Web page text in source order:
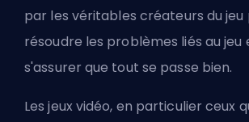
par les véritables créateurs du jeu
résoudre les problèmes liés au jeu
s'assurer que tout se passe bien.
Les jeux vidéo, en particulier ceux